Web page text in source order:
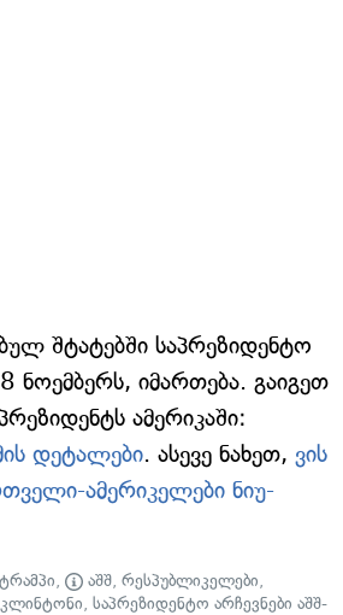
შტატებში საპრეზიდენტო
ნოემბერს, იმართება. გაიგეთ
ამერიკაში:
დეტალები. ასევე ნახეთ, ვის
ამერიკელები ნიუ-
, აშშ, რესპუბლიკელები,
, საპრეზიდენტო არჩევნები აშშ-